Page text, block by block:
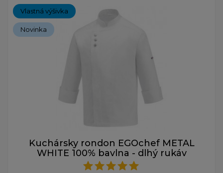
Vlastná výšivka
Novinka
Kuchársky rondon EGOchef METAL
WHITE 100% bavlna - dlhý rukáv